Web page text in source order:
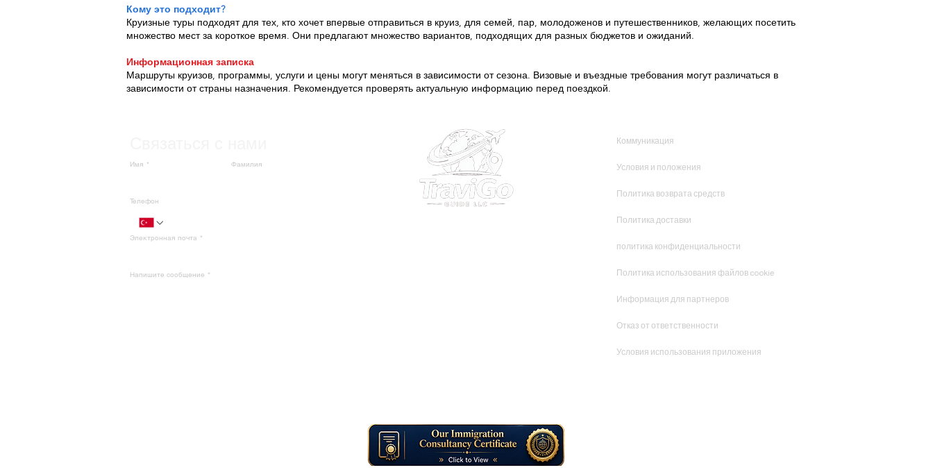
Кому это подходит?
Круизные туры подходят для тех, кто хочет впервые отправиться в круиз, для семей, пар, молодоженов и путешественников, желающих посетить
множество мест за короткое время. Они предлагают множество вариантов, подходящих для разных бюджетов и ожиданий.
Информационная записка
Маршруты круизов, программы, услуги и цены могут меняться в зависимости от сезона. Визовые и въездные требования могут различаться в
зависимости от страны назначения. Рекомендуется проверять актуальную информацию перед поездкой.
Имя * Фамилия
Телефон
Электронная почта *
Напишите сообщение *
Коммуникация
Условия и положения
Политика возврата средств
Политика доставки
политика конфиденциальности
Политика использования файлов cookie
Информация для партнеров
Отказ от ответственности
Условия использования приложения